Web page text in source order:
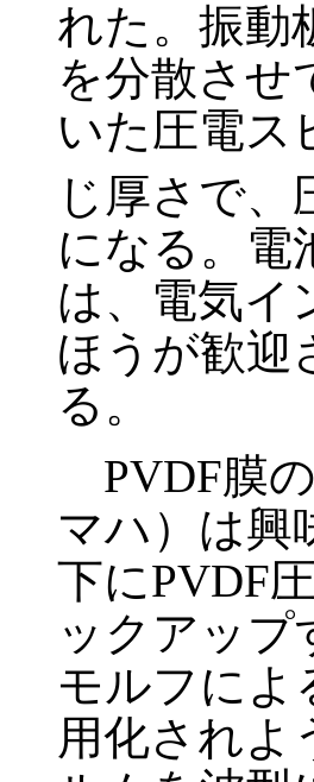
れた。振動
を分散させ
いた圧電ス
じ厚さで、
になる。電
は、電気イ
ほうが歓迎
る。
PVDF膜
マハ）は興
下にPVDF
ックアップ
モルフによ
用化されよ